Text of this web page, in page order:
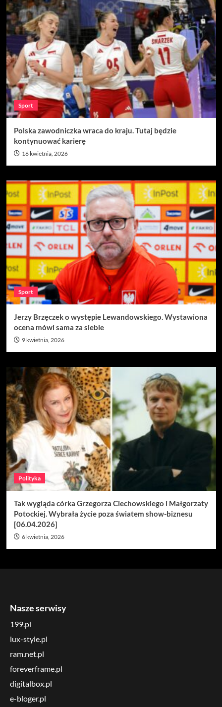
Sport
Polska zawodniczka wraca do kraju. Tutaj będzie
kontynuować karierę
16 kwietnia, 2026
Sport
Jerzy Brzęczek o występie Lewandowskiego. Wystawiona
ocena mówi sama za siebie
9 kwietnia, 2026
Polityka
Tak wygląda córka Grzegorza Ciechowskiego i Małgorzaty
Potockiej. Wybrała życie poza światem show-biznesu
[06.04.2026]
6 kwietnia, 2026
Nasze serwisy
199.pl
lux-style.pl
ram.net.pl
foreverframe.pl
digitalbox.pl
e-bloger.pl